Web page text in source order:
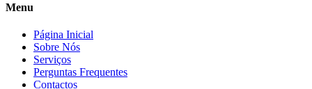
Menu
Página Inicial
Sobre Nós
Serviços
Perguntas Frequentes
Contactos